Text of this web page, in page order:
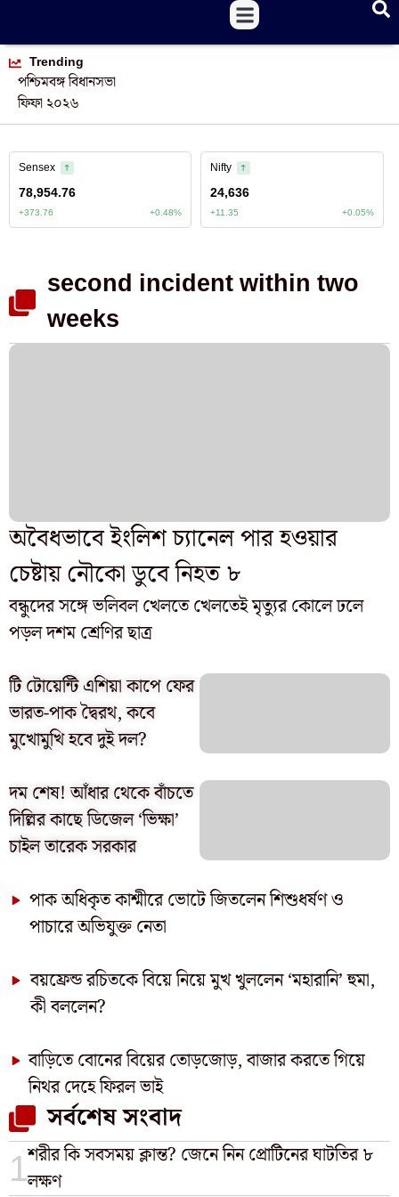
Trending
পশ্চিমবঙ্গ বিধানসভা
ফিফা ২০২৬
বন্ধুদের সঙ্গে ভলিবল খেলতে খেলতেই মৃত্যুর কোলে ঢলে
পড়ল দশম শ্রেণির ছাত্র
টি টোয়েন্টি এশিয়া কাপে ফের
ভারত-পাক দ্বৈরথ, কবে
মুখোমুখি হবে দুই দল?
দম শেষ! আঁধার থেকে বাঁচতে
দিল্লির কাছে ডিজেল ‘ভিক্ষা’
চাইল তারেক সরকার
পাক অধিকৃত কাশ্মীরে ভোটে জিতলেন শিশুধর্ষণ ও
পাচারে অভিযুক্ত নেতা
বয়ফ্রেন্ড রচিতকে বিয়ে নিয়ে মুখ খুললেন ‘মহারানি’ হুমা,
কী বললেন?
বাড়িতে বোনের বিয়ের তোড়জোড়, বাজার করতে গিয়ে
নিথর দেহে ফিরল ভাই
second incident within two
weeks
অবৈধভাবে ইংলিশ চ্যানেল পার হওয়ার
চেষ্টায় নৌকো ডুবে নিহত ৮
সর্বশেষ সংবাদ
শরীর কি সবসময় ক্লান্ত? জেনে নিন প্রোটিনের ঘাটতির ৮
লক্ষণ